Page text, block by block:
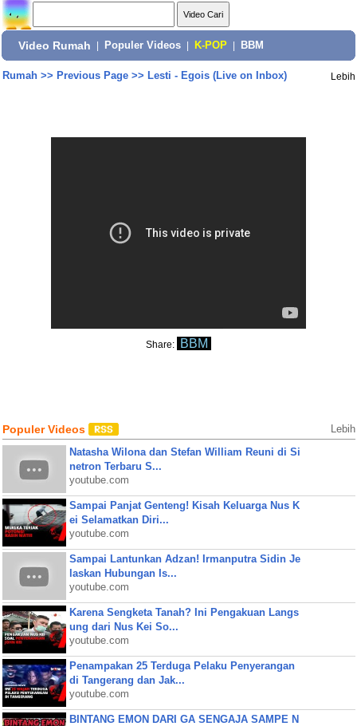
Video Rumah Populer Videos K-POP BBM
Rumah>> Previous Page>> Lesti - Egois (Live on Inbox) Lebih
Share: BBM
Populer Videos Lebih
Natasha Wilona dan Stefan William Reuni di Si
netron Terbaru S...
youtube.com
Sampai Panjat Genteng! Kisah Keluarga Nus K
ei Selamatkan Diri...
youtube.com
Sampai Lantunkan Adzan! Irmanputra Sidin Je
laskan Hubungan Is...
youtube.com
Karena Sengketa Tanah? Ini Pengakuan Langs
ung dari Nus Kei So...
youtube.com
Penampakan 25 Terduga Pelaku Penyerangan
di Tangerang dan Jak...
youtube.com
BINTANG EMON DARI GA SENGAJA SAMPE N